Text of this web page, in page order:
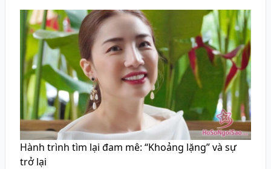
Hành trình tìm lại đam mê: “Khoảng lặng” và sự
trở lại